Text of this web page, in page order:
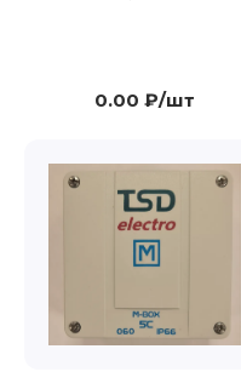
0.00 ₽/шт